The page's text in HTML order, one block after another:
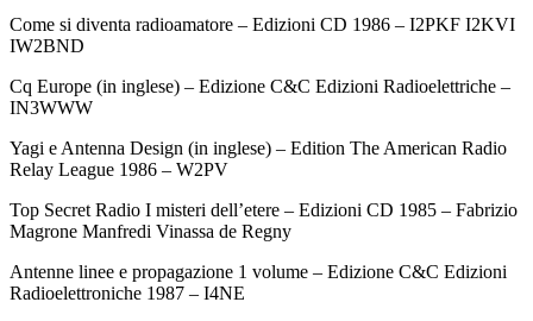
Come si diventa radioamatore – Edizioni CD 1986 – I2PKF I2KVI
IW2BND
Cq Europe (in inglese) – Edizione C&C Edizioni Radioelettriche –
IN3WWW
Yagi e Antenna Design (in inglese) – Edition The American Radio
Relay League 1986 – W2PV
Top Secret Radio I misteri dell’etere – Edizioni CD 1985 – Fabrizio
Magrone Manfredi Vinassa de Regny
Antenne linee e propagazione 1 volume – Edizione C&C Edizioni
Radioelettroniche 1987 – I4NE